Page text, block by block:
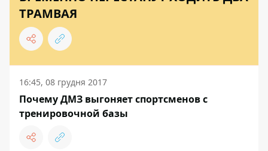
ТРАМВАЯ
16:45, 08 грудня 2017
Почему ДМЗ выгоняет спортсменов с
тренировочной базы